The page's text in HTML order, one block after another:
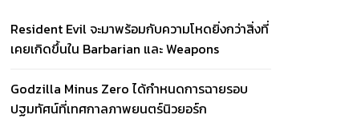
Resident Evil จะมาพร้อมกับความโหดยิ่งกว่าสิ่งที่
เคยเกิดขึ้นใน Barbarian และ Weapons
Godzilla Minus Zero ได้กำหนดการฉายรอบ
ปฐมทัศน์ที่เทศกาลภาพยนตร์นิวยอร์ก